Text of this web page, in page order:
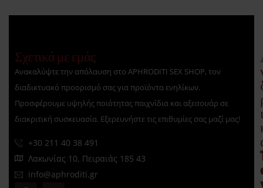
Σχετικά με εμάς
Ανακαλύψτε την απόλαυση στο APHRODITI SEX SHOP, τον
διαδικτυακό προορισμό σας για προϊόντα ενηλίκων.
Προσφέρουμε υψηλής ποιότητας παιχνίδια και αξεσουάρ σε
διακριτική συσκευασία. Εξερευνήστε τις επιθυμίες σας μαζί μας!
+30 211 40 38 491
Λακωνίας 10, Πειραιάς 185 43
info@aphroditi.gr
ι